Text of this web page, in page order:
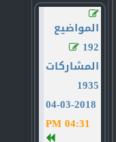
المواضيع
192
المشاركات
1935
04-03-2018
04:31 PM